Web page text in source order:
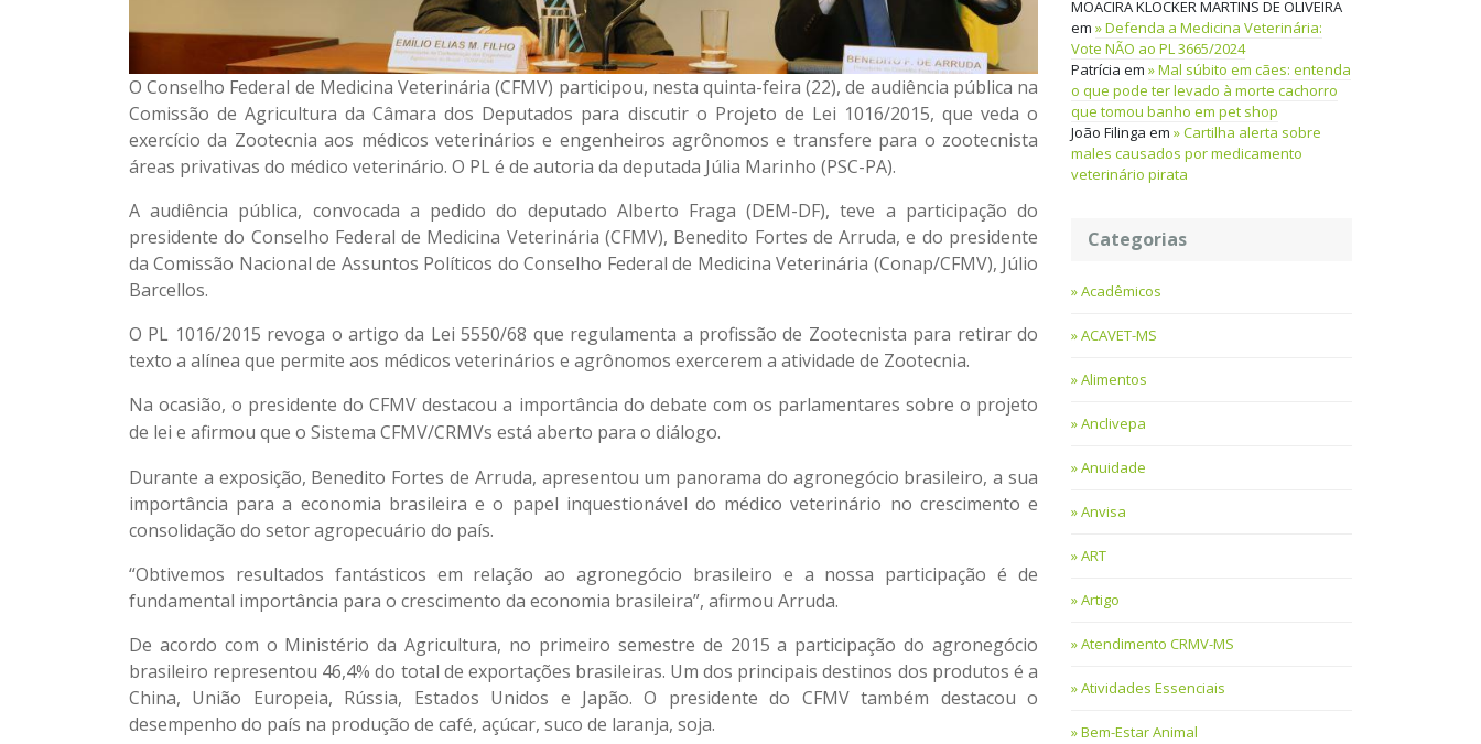
O Conselho Federal de Medicina Veterinária (CFMV) participou, nesta quinta-feira (22), de audiência pública na
Comissão de Agricultura da Câmara dos Deputados para discutir o Projeto de Lei 1016/2015, que veda o
exercício da Zootecnia aos médicos veterinários e engenheiros agrônomos e transfere para o zootecnista
áreas privativas do médico veterinário. O PL é de autoria da deputada Júlia Marinho (PSC-PA).
A audiência pública, convocada a pedido do deputado Alberto Fraga (DEM-DF), teve a participação do
presidente do Conselho Federal de Medicina Veterinária (CFMV), Benedito Fortes de Arruda, e do presidente
da Comissão Nacional de Assuntos Políticos do Conselho Federal de Medicina Veterinária (Conap/CFMV), Júlio
Barcellos.
O PL 1016/2015 revoga o artigo da Lei 5550/68 que regulamenta a profissão de Zootecnista para retirar do
texto a alínea que permite aos médicos veterinários e agrônomos exercerem a atividade de Zootecnia.
Na ocasião, o presidente do CFMV destacou a importância do debate com os parlamentares sobre o projeto
de lei e afirmou que o Sistema CFMV/CRMVs está aberto para o diálogo.
Durante a exposição, Benedito Fortes de Arruda, apresentou um panorama do agronegócio brasileiro, a sua
importância para a economia brasileira e o papel inquestionável do médico veterinário no crescimento e
consolidação do setor agropecuário do país.
“Obtivemos resultados fantásticos em relação ao agronegócio brasileiro e a nossa participação é de
fundamental importância para o crescimento da economia brasileira”, afirmou Arruda.
De acordo com o Ministério da Agricultura, no primeiro semestre de 2015 a participação do agronegócio
brasileiro representou 46,4% do total de exportações brasileiras. Um dos principais destinos dos produtos é a
China, União Europeia, Rússia, Estados Unidos e Japão. O presidente do CFMV também destacou o
desempenho do país na produção de café, açúcar, suco de laranja, soja.
MOACIRA KLOCKER MARTINS DE OLIVEIRA
em
Defenda a Medicina Veterinária:
Vote NÃO ao PL 3665/2024
Patrícia em
Mal súbito em cães: entenda
o que pode ter levado à morte cachorro
que tomou banho em pet shop
João Filinga em
Cartilha alerta sobre
males causados por medicamento
veterinário pirata
Categorias
Acadêmicos
ACAVET-MS
Alimentos
Anclivepa
Anuidade
Anvisa
ART
Artigo
Atendimento CRMV-MS
Atividades Essenciais
Bem-Estar Animal